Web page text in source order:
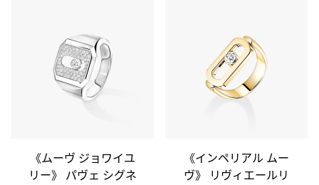
《ムーヴ ジョワイユ
リー》 パヴェ シグネ
《インペリアル ムー
ヴ》 リヴィエールリ